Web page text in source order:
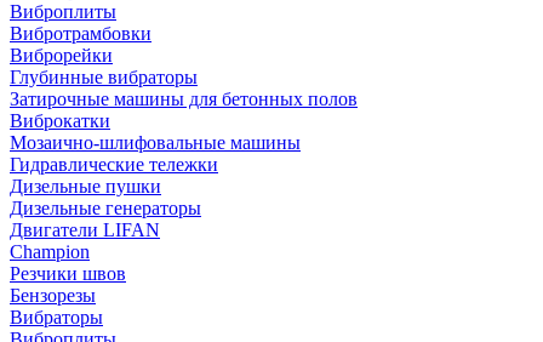
Виброплиты
Вибротрамбовки
Виброрейки
Глубинные вибраторы
Затирочные машины для бетонных полов
Виброкатки
Мозаично-шлифовальные машины
Гидравлические тележки
Дизельные пушки
Дизельные генераторы
Двигатели LIFAN
Champion
Резчики швов
Бензорезы
Вибраторы